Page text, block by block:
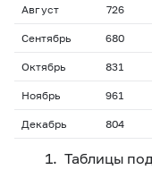
Август 726
Сентябрь 680
Октябрь 831
Ноябрь 961
Декабрь 804
Таблицы